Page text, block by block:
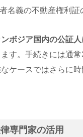
名義の不動産権利証
ンボジア国内の公証
す。手続きには通
ケースではさらに
専門家の活用